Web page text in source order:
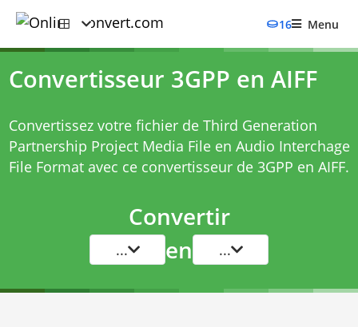
16 Menu
Convertisseur 3GPP en AIFF
Convertissez votre fichier de Third Generation
Partnership Project Media File en Audio Interchage
File Format avec ce convertisseur de 3GPP en AIFF.
Convertir
... en ...